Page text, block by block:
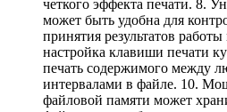
четкого эффекта печати. 8.
может быть удобна для
принятия результатов
настройка клавиши печати
печать содержимого между
интервалами в файле. 10.
файловой памяти может